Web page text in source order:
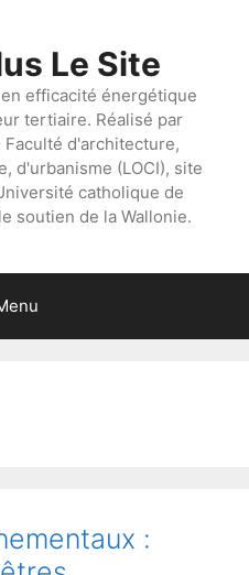
Le Site
efficacité énergétique
tertiaire. Réalisé par
d'architecture,
d'urbanisme (LOCI), site
catholique de
soutien de la Wallonie.
: